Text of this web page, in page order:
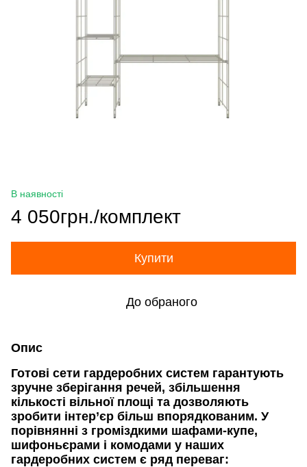
В наявності
4 050грн./комплект
Купити
До обраного
Опис
Готові сети гардеробних систем гарантують
зручне зберігання речей, збільшення
кількості вільної площі та дозволяють
зробити інтер’єр більш впорядкованим. У
порівнянні з громіздкими шафами-купе,
шифоньєрами і комодами у наших
гардеробних систем є ряд переваг: